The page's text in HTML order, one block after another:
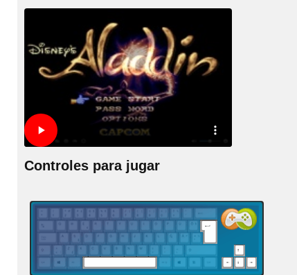
Controles para jugar